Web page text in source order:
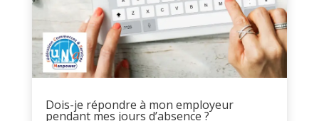
Dois-je répondre à mon employeur
pendant mes jours d’absence ?